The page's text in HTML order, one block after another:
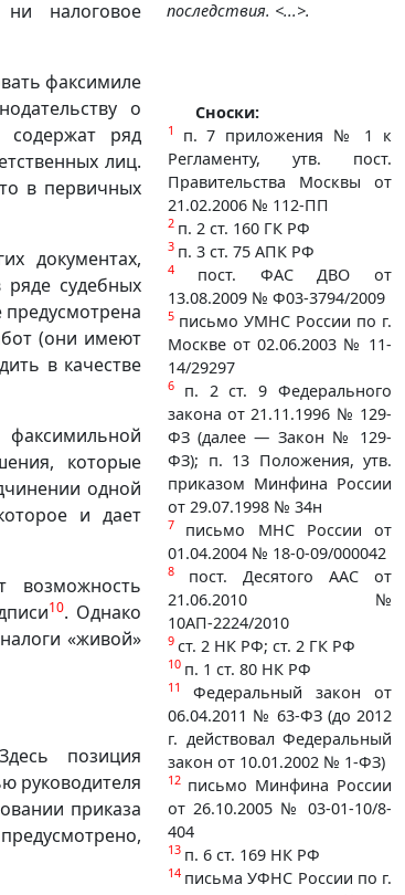
последствия. <...>.
Сноски:
1 п. 7 приложения № 1 к
Регламенту, утв. пост.
Правительства Москвы от
21.02.2006 № 112-ПП
2 п. 2 ст. 160 ГК РФ
3 п. 3 ст. 75 АПК РФ
4 пост. ФАС ДВО от
13.08.2009 № Ф03-3794/2009
5 письмо УМНС России по г.
Москве от 02.06.2003 № 11-
14/29297
6 п. 2 ст. 9 Федерального
закона от 21.11.1996 № 129-
ФЗ (далее — Закон № 129-
ФЗ); п. 13 Положения, утв.
приказом Минфина России
от 29.07.1998 № 34н
7 письмо МНС России от
01.04.2004 № 18-0-09/000042
8 пост. Десятого ААС от
21.06.2010 №
10АП-2224/2010
9 ст. 2 НК РФ; ст. 2 ГК РФ
10 п. 1 ст. 80 НК РФ
11 Федеральный закон от
06.04.2011 № 63-ФЗ (до 2012
г. действовал Федеральный
закон от 10.01.2002 № 1-ФЗ)
12 письмо Минфина России
от 26.10.2005 № 03-01-10/8-
404
13 п. 6 ст. 169 НК РФ
14 письма УФНС России по г.
налоговое
факсимиле
о
ряд
лиц.
в первичных
документах,
судебных
предусмотрена
(они имеют
в качестве
которые
одной
и дает
возможность
10. Однако
«живой»
позиция
руководителя
приказа